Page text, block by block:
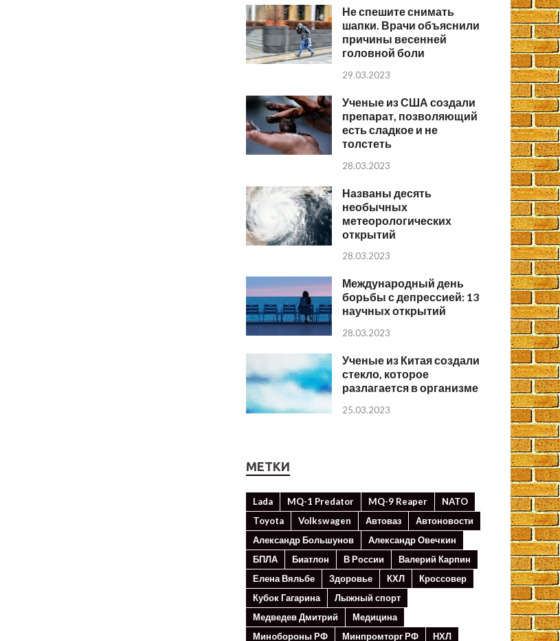
Не спешите снимать
шапки. Врачи объяснили
причины весенней
головной боли
29.03.2023
Ученые из США создали
препарат, позволяющий
есть сладкое и не
толстеть
28.03.2023
Названы десять
необычных
метеорологических
открытий
28.03.2023
Международный день
борьбы с депрессией: 13
научных открытий
28.03.2023
Ученые из Китая создали
стекло, которое
разлагается в организме
25.03.2023
МЕТКИ
Lada MQ-1 Predator MQ-9 Reaper
NATO
Toyota
Volkswagen Автоваз
Автоновости
Александр Большунов
Александр Овечкин
БПЛА
Биатлон В России
Валерий Карпин
Елена Вяльбе
Здоровье КХЛ
Кроссовер
Кубок Гагарина
Лыжный спорт
Медведев Дмитрий
Медицина
Минoбороны РФ
Минпромторг РФ НХЛ